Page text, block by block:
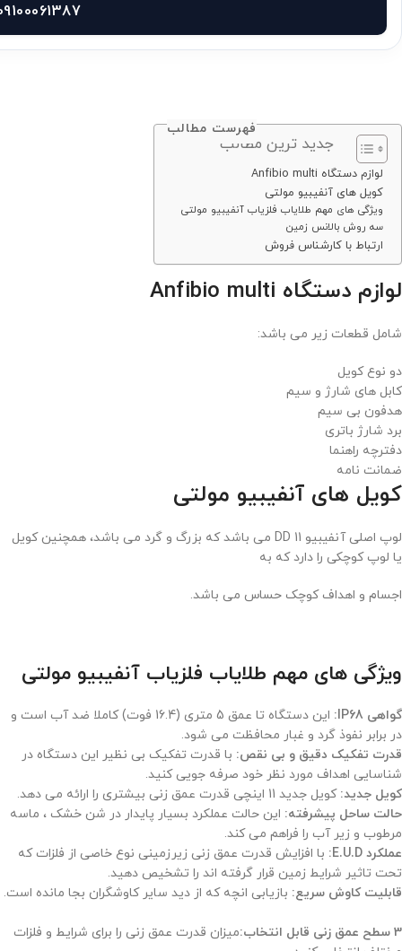
فهرست مطالب
جدید ترین مطالب
لوازم دستگاه Anfibio multi
کویل های آنفیبیو مولتی
ویژگی های مهم طلایاب فلزیاب آنفیبیو مولتی
سه روش بالانس زمین
ارتباط با کارشناس فروش
لوازم دستگاه Anfibio multi
شامل قطعات زیر می باشد:
دو نوع کویل
کابل های شارژ و سیم
هدفون بی سیم
برد شارژ باتری
دفترچه راهنما
ضمانت نامه
کویل های آنفیبیو مولتی
لوپ اصلی آنفیبیو DD 11 می باشد که بزرگ و گرد می باشد، همچنین کویل
یا لوپ کوچکی را دارد که به
اجسام و اهداف کوچک حساس می باشد.
ویژگی های مهم طلایاب فلزیاب آنفیبیو مولتی
گواهی IP68:
این دستگاه تا عمق 5 متری (16.4 فوت) کاملا ضد آب است و
در برابر نفوذ گرد و غبار محافظت می شود.
قدرت تفکیک دقیق و بی نقص: با قدرت تفکیک بی نظیر این دستگاه در
شناسایی اهداف مورد نظر خود صرفه جویی کنید.
کویل جدید: کویل جدید 11 اینچی قدرت عمق زنی بیشتری را ارائه می دهد.
حالت ساحل پیشرفته: این حالت عملکرد بسیار پایدار در شن خشک ، ماسه
مرطوب و زیر آب را فراهم می کند.
عملکرد E.U.D:
با افزایش قدرت عمق زنی زیرزمینی نوع خاصی از فلزات که
تحت تاثیر شرایط زمین قرار گرفته اند را تشخیص دهید.
قابلیت کاوش سریع: بازیابی انچه که از دید سایر کاوشگران بجا مانده است.
3 سطح عمق زنی قابل انتخاب:
میزان قدرت عمق زنی را برای شرایط و فلزات